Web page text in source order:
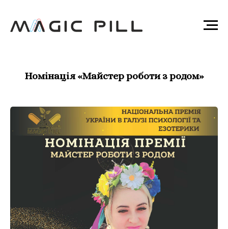
Номінація «Майстер роботи з родом»